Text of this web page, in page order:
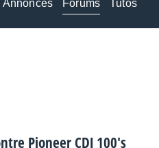
Annonces Forums Tutos
Pioneer CDJ 100's